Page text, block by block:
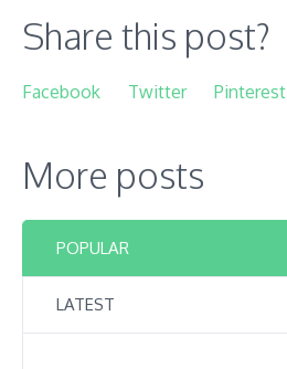
Share this post?
Facebook Twitter Pinterest
More posts
POPULAR
LATEST